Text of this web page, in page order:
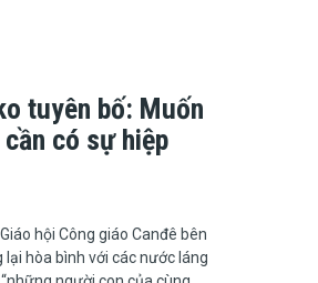
tuyên bố: Muốn
có sự hiệp
hội Công giáo Canđê bên
lại hòa bình với các nước láng